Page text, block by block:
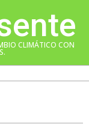
CLIMÁTICO CON